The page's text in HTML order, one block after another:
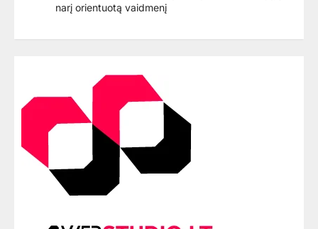
narį orientuotą vaidmenį